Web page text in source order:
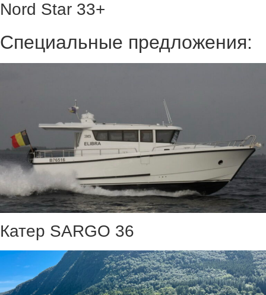
Nord Star 33+
Специальные предложения:
Катер SARGO 36